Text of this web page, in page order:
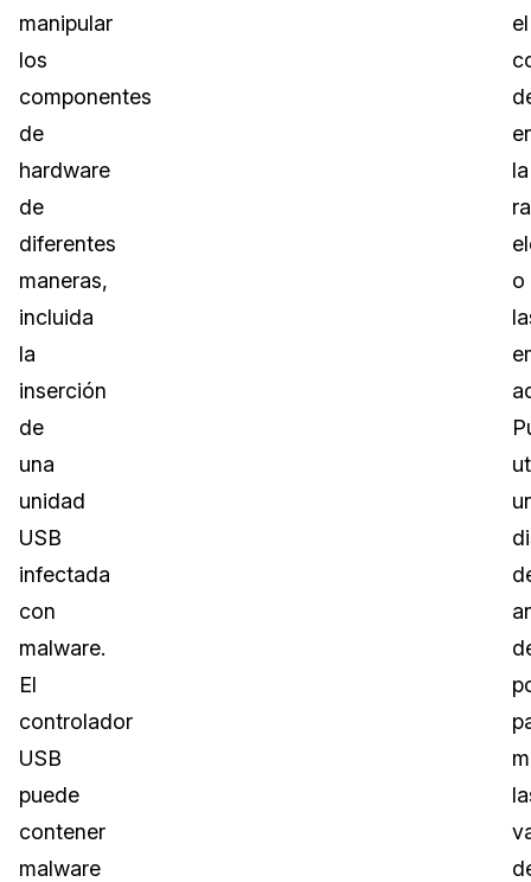
manipular
los
componentes
de
hardware
de
diferentes
maneras,
incluida
la
inserción
de
una
unidad
USB
infectada
con
malware.
El
controlador
USB
puede
contener
malware
el
la
o